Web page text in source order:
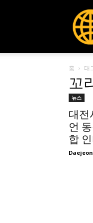
전
주
홈 태
꼬
뉴스
대전
언
합